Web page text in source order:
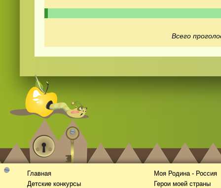
Всего
Главная
Детские конкурсы
Моя Родина - Россия
Герои моей страны
видеоонлайн